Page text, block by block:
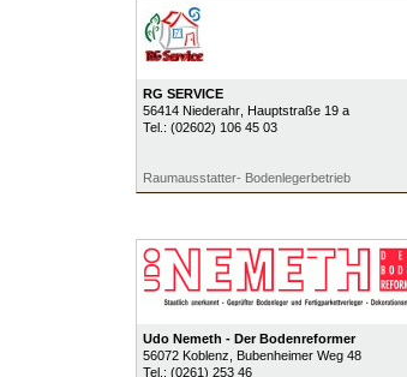
RG SERVICE
56414 Niederahr, Hauptstraße 19 a
Tel.: (02602) 106 45 03
Raumausstatter- Bodenlegerbetrieb
Udo Nemeth - Der Bodenreformer
56072 Koblenz , Bubenheimer Weg 48
Tel.: (0261) 253 46